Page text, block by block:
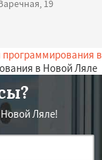
19
программирования в
в Новой Ляле
Ляле!